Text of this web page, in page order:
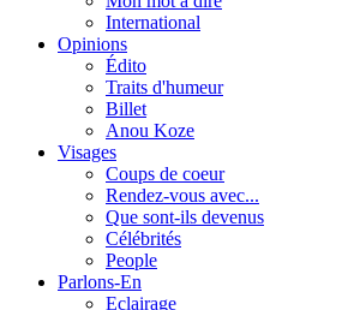
International
Opinions
Édito
Traits d'humeur
Billet
Anou Koze
Visages
Coups de coeur
Rendez-vous avec...
Que sont-ils devenus
Célébrités
People
Parlons-En
Eclairage